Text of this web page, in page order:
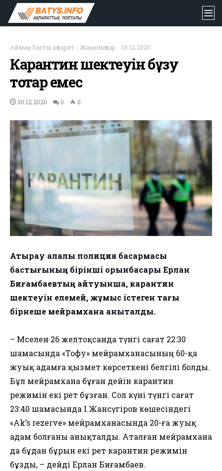
Аймақ- Басты ақпарат - Жаңалықтар - 30.12.2020
Карантин шектеуін бұзу
тоқтар емес
30.12.2020 0 0
Атырау қалалық полиция басқармасы
бастығының бірінші орынбасары Ерлан
Биғамбаевтың айтуынша, карантин
шектеуін елемей, жұмыс істеген тағы
бірнеше мейрамхана анықталды.
– Мәселен 26 желтоқсанда түнгі сағат 22:30
шамасында «Тофу» мейрамханасының 60-қа
жуық адамға қызмет көрсеткені белгілі болды.
Бұл мейрамхана бұған дейін карантин
режимін екі рет бұзған. Сол күні түнгі сағат
23:40 шамасында І.Жансүгіров көшесіндегі
«Ak’s rezervе» мейрамханасында 20-ға жуық
адам болғаны анықталды. Аталған мейрамхана
да бұдан бұрын екі рет карантин режимін
бұзды, – дейді Ерлан Биғамбаев.